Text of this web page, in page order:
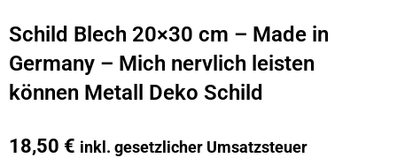
Schild Blech 20×30 cm – Made in
Germany – Mich nervlich leisten
können Metall Deko Schild
18,50 € inkl. gesetzlicher Umsatzsteuer